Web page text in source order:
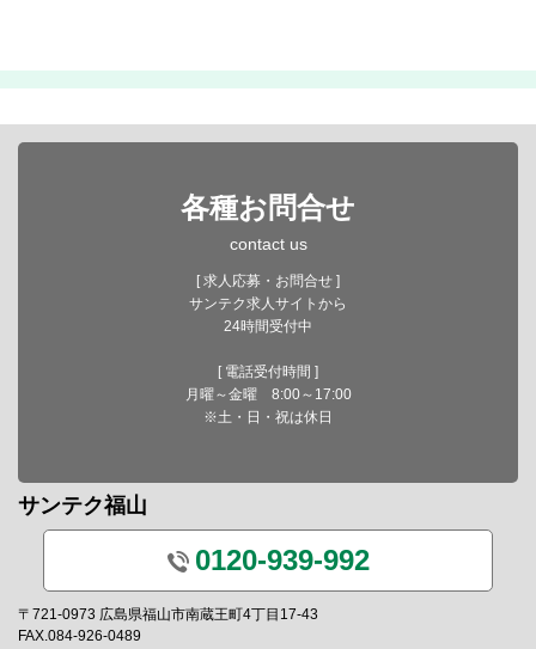
各種お問合せ
contact us
[ 求人応募・お問合せ ]
サンテク求人サイトから
24時間受付中
[ 電話受付時間 ]
月曜～金曜 8:00～17:00
※土・日・祝は休日
サンテク福山
0120-939-992
〒721-0973 広島県福山市南蔵王町4丁目17-43
FAX.084-926-0489